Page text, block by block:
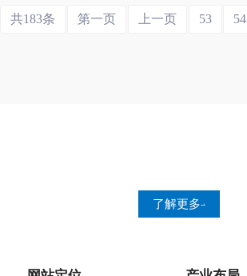
共183条 第一页 上一页 53 54
了解更多